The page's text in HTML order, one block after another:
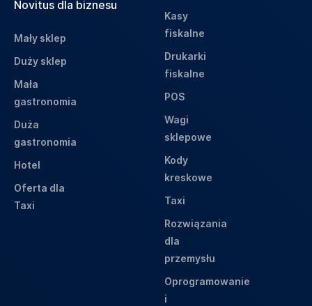
Novitus dla biznesu
Mały sklep
Duży sklep
Mała
gastronomia
Duża
gastronomia
Hotel
Oferta dla
Taxi
Kasy
fiskalne
Drukarki
fiskalne
POS
Wagi
sklepowe
Kody
kreskowe
Taxi
Rozwiązania
dla
przemysłu
Oprogramowanie
i